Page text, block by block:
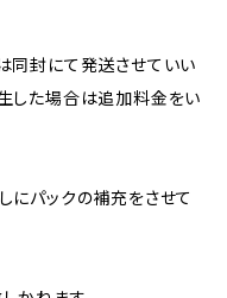
同封にて発送させていい
した場合は追加料金をい
にパックの補充をさせて